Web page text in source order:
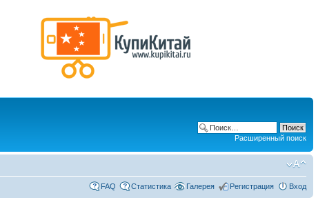
Расширенный поиск
FAQ Статистика Галерея Регистрация Вход